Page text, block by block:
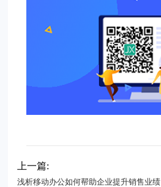
上一篇:
浅析移动办公如何帮助企业提升销售业绩